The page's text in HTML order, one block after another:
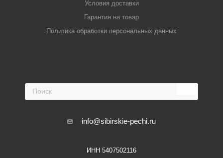
Условия доставки
Гарантия на товар
Политика обработки персональных данных
info@sibirskie-pechi.ru
ИНН 5407502116